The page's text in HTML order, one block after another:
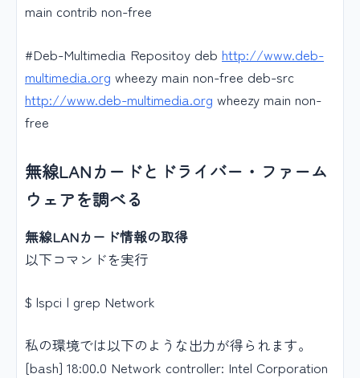
main contrib non-free
#Deb-Multimedia Repositoy deb http://www.deb-
multimedia.org wheezy main non-free deb-src
http://www.deb-multimedia.org wheezy main non-
free
無線LANカードとドライバー・ファーム
ウェアを調べる
無線LANカード情報の取得
以下コマンドを実行
$ lspci | grep Network
私の環境では以下のような出力が得られます。
[bash] 18:00.0 Network controller: Intel Corporation